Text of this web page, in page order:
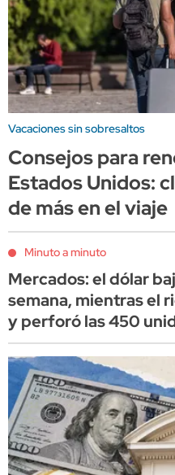
Vacaciones sin sobresaltos
Consejos para
Estados Unidos:
de más en el viaje
Minuto a minuto
Mercados: el dólar
semana, mientras el
y perforó las 450